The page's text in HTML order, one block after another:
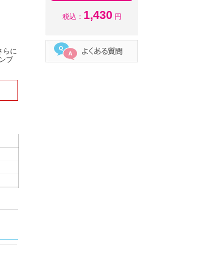
らに
ブ
税込： 1,430 円